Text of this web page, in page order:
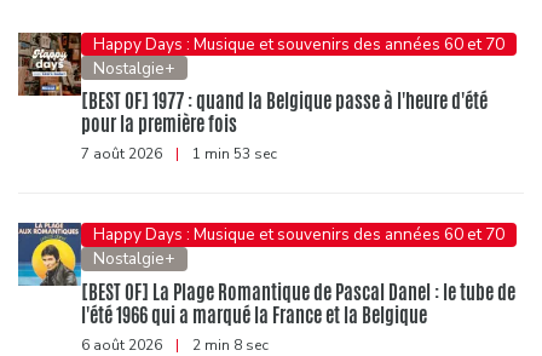
Happy Days : Musique et souvenirs des années 60 et 70
Nostalgie+
[BEST OF] 1977 : quand la Belgique passe à l'heure d'été
pour la première fois
7 août 2026 | 1 min 53 sec
Happy Days : Musique et souvenirs des années 60 et 70
Nostalgie+
[BEST OF] La Plage Romantique de Pascal Danel : le tube de
l'été 1966 qui a marqué la France et la Belgique
6 août 2026 | 2 min 8 sec